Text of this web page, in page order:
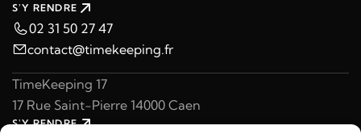
S'Y RENDRE
02 31 50 27 47
contact@timekeeping.fr
TimeKeeping 17
17 Rue Saint-Pierre 14000 Caen
S'Y RENDRE